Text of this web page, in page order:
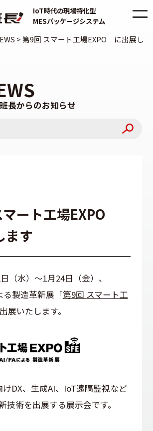
IoT時代の現場特化型
MESパッケージシステム
>第9回 スマート工場EXPO に出展し
長からのお知らせ
ート工場EXPO
ます
（水）～1月24日（金）、
る製造革新展「第9回 スマート工
展いたします。
DX、生成AI、IoT遠隔監視など
技術を出展する展示会です。